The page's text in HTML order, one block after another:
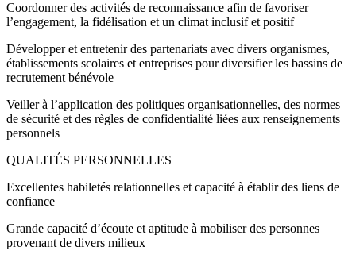
Coordonner des activités de reconnaissance afin de favoriser
l’engagement, la fidélisation et un climat inclusif et positif
Développer et entretenir des partenariats avec divers organismes,
établissements scolaires et entreprises pour diversifier les bassins de
recrutement bénévole
Veiller à l’application des politiques organisationnelles, des normes
de sécurité et des règles de confidentialité liées aux renseignements
personnels
QUALITÉS PERSONNELLES
Excellentes habiletés relationnelles et capacité à établir des liens de
confiance
Grande capacité d’écoute et aptitude à mobiliser des personnes
provenant de divers milieux